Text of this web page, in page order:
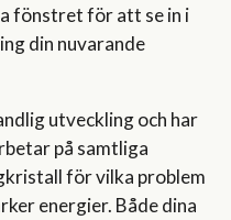
fönstret för att se in i
din nuvarande
utveckling och har
på samtliga
för vilka problem
energier. Både dina